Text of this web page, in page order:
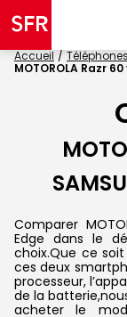
Accueil Téléphones
MOTOROLA Razr
Comparer
Edge dans le
choix.Que ce
ces deux
processeur,
de la
acheter le